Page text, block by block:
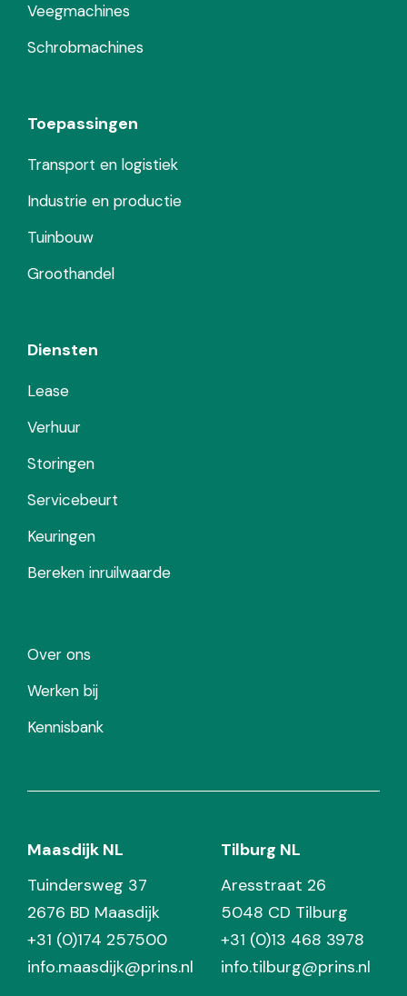
Veegmachines
Schrobmachines
Toepassingen
Transport en logistiek
Industrie en productie
Tuinbouw
Groothandel
Diensten
Lease
Verhuur
Storingen
Servicebeurt
Keuringen
Bereken inruilwaarde
Over ons
Werken bij
Kennisbank
Maasdijk NL
Tuindersweg 37
2676 BD Maasdijk
+31 (0)174 257500
info.maasdijk@prins.nl
Tilburg NL
Aresstraat 26
5048 CD Tilburg
+31 (0)13 468 3978
info.tilburg@prins.nl